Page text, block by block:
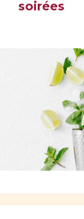
soirées